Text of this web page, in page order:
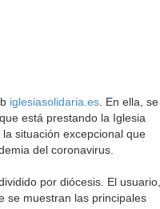
iglesiasolidaria.es. En ella, se
está prestando la Iglesia
situación excepcional que
del coronavirus.
por diócesis. El usuario,
se muestran las principales